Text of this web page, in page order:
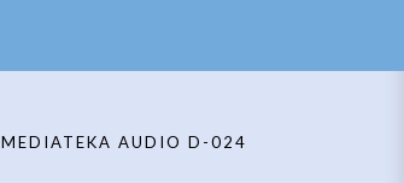
MEDIATEKA AUDIO D-024